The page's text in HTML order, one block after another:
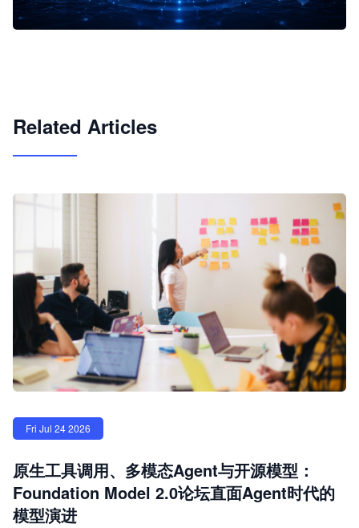
Related Articles
Fri Jul 24 2026
原生工具调用、多模态Agent与开源模型：
Foundation Model 2.0论坛直面Agent时代的
模型演进